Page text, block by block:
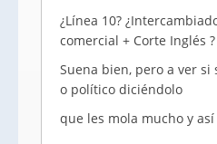
¿Línea 10?
comercial + Corte Inglés ?
Suena bien, pero a ver si
o político diciéndolo
que les mola mucho y